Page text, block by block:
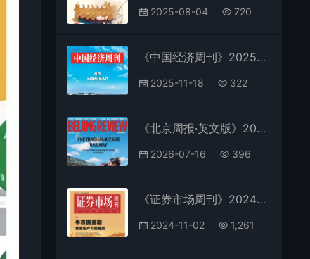
2025-08-04 720
《中国经济周刊》2025年第21期全彩精校PDF杂志下载
2025-11-18 322
《北京周报·英文版》2026年第29期全彩精校PDF杂志下载
2026-07-16 396
《证券市场周刊》2024年第40期全彩精校PDF杂志下载
2024-11-02 1,261